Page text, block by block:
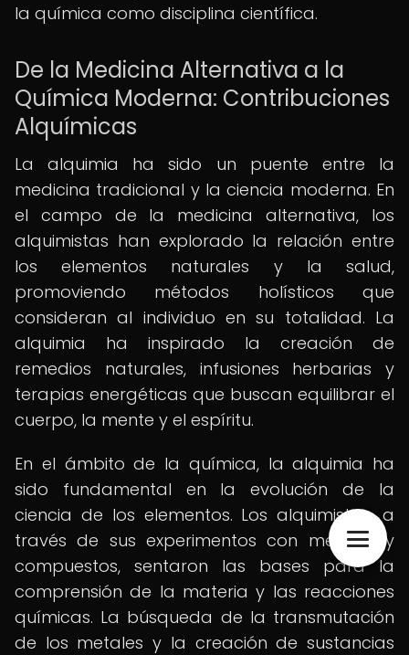
la química como disciplina científica.
De la Medicina Alternativa a la
Química Moderna: Contribuciones
Alquímicas
La alquimia ha sido un puente entre la
medicina tradicional y la ciencia moderna. En
el campo de la medicina alternativa, los
alquimistas han explorado la relación entre
los elementos naturales y la salud,
promoviendo métodos holísticos que
consideran al individuo en su totalidad. La
alquimia ha inspirado la creación de
remedios naturales, infusiones herbarias y
terapias energéticas que buscan equilibrar el
cuerpo, la mente y el espíritu.
En el ámbito de la química, la alquimia ha
sido fundamental en la evolución de la
ciencia de los elementos. Los alquimistas, a
través de sus experimentos con metales y
compuestos, sentaron las bases para la
comprensión de la materia y las reacciones
químicas. La búsqueda de la transmutación
de los metales y la creación de sustancias